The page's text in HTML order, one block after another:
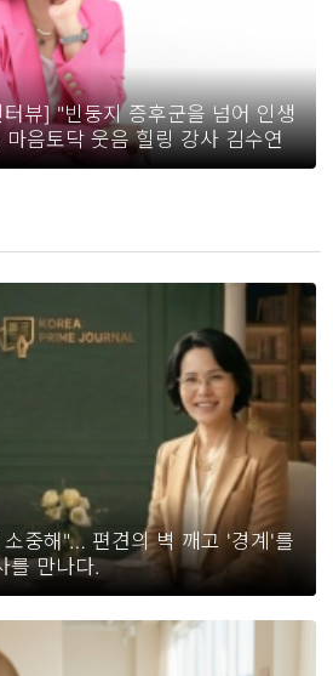
뷰] "빈둥지 증후군을 넘어 인생
음토닥 웃음 힐링 강사 김수연
중해"… 편견의 벽 깨고 '경계'를
를 만나다.